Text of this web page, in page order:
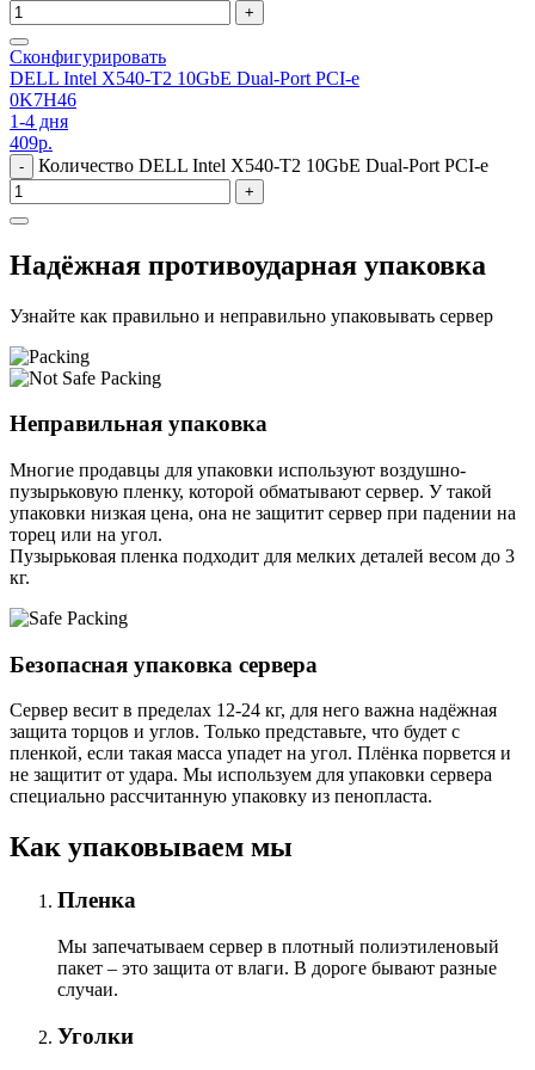
+
Сконфигурировать
DELL Intel X540-T2 10GbE Dual-Port PCI-e
0K7H46
1-4 дня
409р.
- Количество DELL Intel X540-T2 10GbE Dual-Port PCI-e
+
Надёжная противоударная упаковка
Узнайте как правильно и неправильно упаковывать сервер
Неправильная упаковка
Многие продавцы для упаковки используют воздушно-
пузырьковую пленку, которой обматывают сервер. У такой
упаковки низкая цена, она не защитит сервер при падении на
торец или на угол.
Пузырьковая пленка подходит для мелких деталей весом до 3
кг.
Безопасная упаковка сервера
Сервер весит в пределах 12-24 кг, для него важна надёжная
защита торцов и углов. Только представьте, что будет с
пленкой, если такая масса упадет на угол. Плёнка порвется и
не защитит от удара. Мы используем для упаковки сервера
специально расcчитанную упаковку из пенопласта.
Как упаковываем мы
Пленка
Мы запечатываем сервер в плотный полиэтиленовый
пакет – это защита от влаги. В дороге бывают разные
случаи.
Уголки